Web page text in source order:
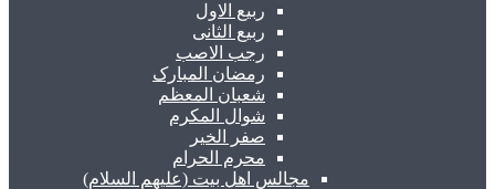
ربیع الاول
ربیع الثانی
رجب الاصب
رمضان المبارک
شعبان المعظم
شوال المکرم
صفر الخیر
محرم الحرام
مجالس اهل بیت (علیهم السلام)